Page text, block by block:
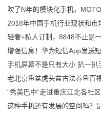
吹了N年的模块化手机，
2018年中国手机行业现状和市
轻奢+私人订制，8848不止是
增强信息！华为短信App发送
手机屏幕不是只有大小 扒一扒
老北京鱼盆虎头盆古法养鱼百
“秀美巴中”走进重庆江北各社
这种手机还有发展的空间吗？